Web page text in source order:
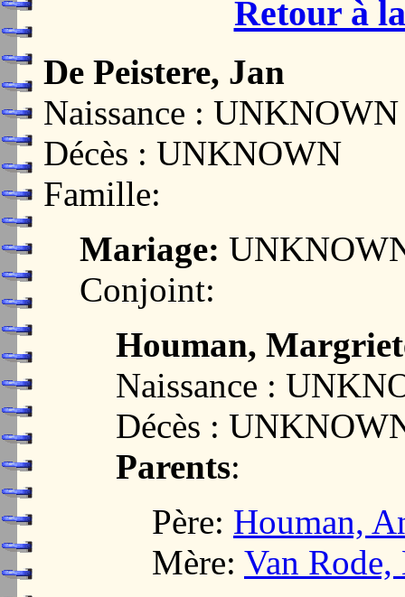
Retour à
De Peistere, Jan
Naissance : UNKNOWN
Décès : UNKNOWN
Famille:
Mariage:
Conjoint:
Houman,
Naissance :
Décès :
Parents:
Père: Houman,
Mère: Van